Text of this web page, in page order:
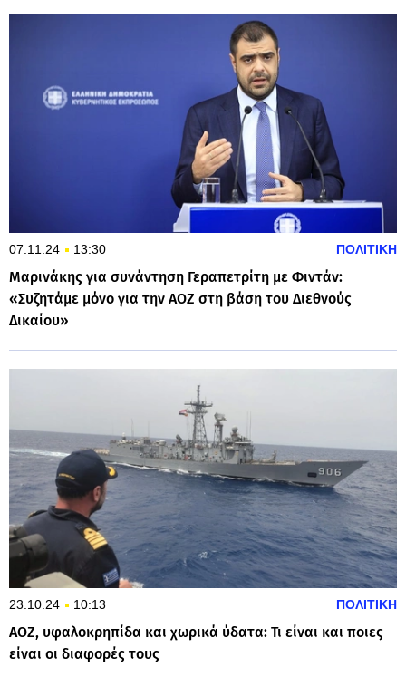
07.11.24 13:30 ΠΟΛΙΤΙΚΗ
Μαρινάκης για συνάντηση Γεραπετρίτη με Φιντάν:
«Συζητάμε μόνο για την ΑΟΖ στη βάση του Διεθνούς
Δικαίου»
23.10.24 10:13 ΠΟΛΙΤΙΚΗ
ΑΟΖ, υφαλοκρηπίδα και χωρικά ύδατα: Τι είναι και ποιες
είναι οι διαφορές τους